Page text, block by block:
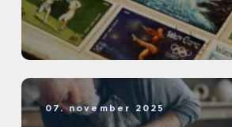
07. november 2025